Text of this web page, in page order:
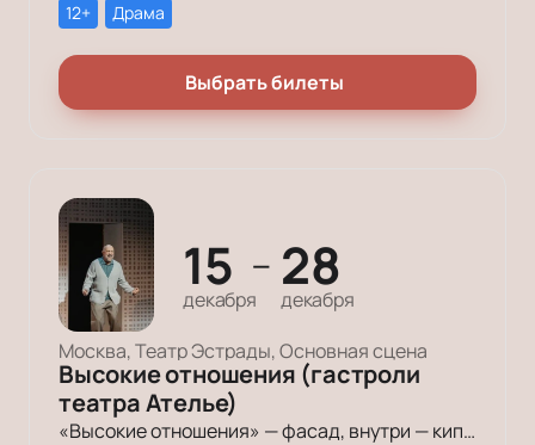
12+ Драма
Выбрать билеты
15
декабря
— 28
декабря
Москва, Театр Эстрады, Основная сцена
Высокие отношения (гастроли
театра Ателье)
«Высокие отношения» — фасад, внутри — кипящие страсти, язвительные комментарии, самобичующие наблюдения. Они не скажут всё вслух. Они подумают. А мы услышим их мысли — парадоксальные, обжигающие, смешные.